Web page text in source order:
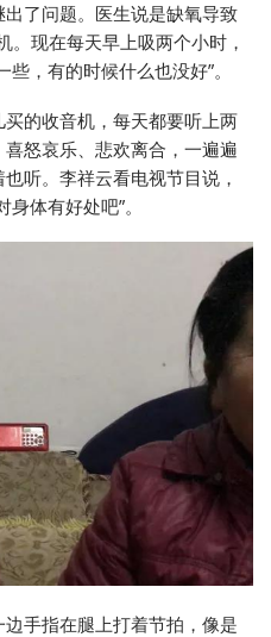
了问题。医生说是缺氧导致
现在每天早上吸两个小时，
，有的时候什么也没好”。
的收音机，每天都要听上两
怒哀乐、悲欢离合，一遍遍
听。李祥云看电视节目说，
体有好处吧”。
手指在腿上打着节拍，像是